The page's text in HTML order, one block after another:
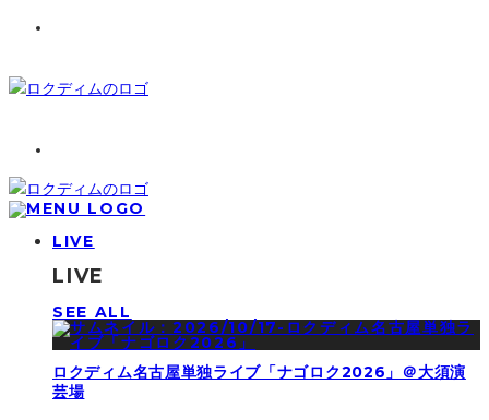
LIVE
LIVE
SEE ALL
ロクディム名古屋単独ライブ「ナゴロク2026」＠大須演
芸場